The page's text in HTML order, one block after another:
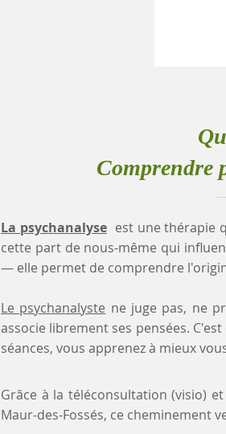
Comprendre
La psychanalyse est une thérapie
cette part de nous-même qui
— elle permet de comprendre
Le psychanalyste ne juge pas, ne
associe librement ses pensées.
séances, vous apprenez à mieux
Grâce à la téléconsultation (visio)
Maur-des-Fossés, ce cheminement